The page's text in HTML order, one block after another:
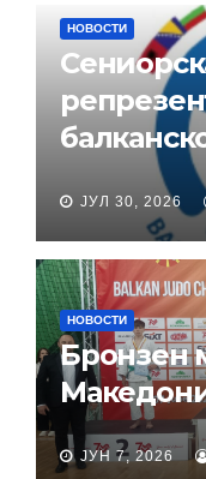
НОВОСТИ
ЈУЛ 30, 2026
НОВОСТИ
Бронзен
ЈУН 7, 2026